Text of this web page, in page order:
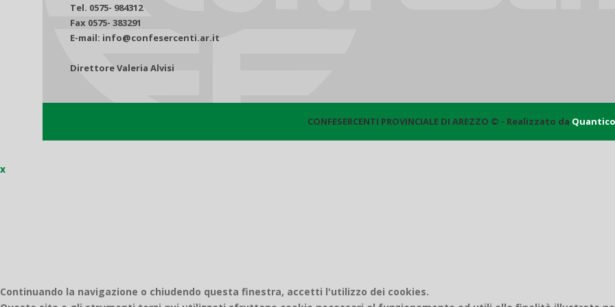
Tel. 0575- 984312
Fax 0575- 383291
E-mail: info@confesercenti.ar.it
Direttore Valeria Alvisi
CONFESERCENTI PROVINCIALE DI AREZZO © - Realizzato da Quantico
x
Continuando la navigazione o chiudendo questa finestra, accetti l'utilizzo dei cookies.